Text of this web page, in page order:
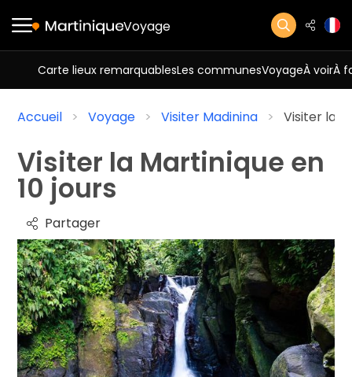
Voyage
Carte lieux remarquablesLes communesVoyageÀ voirÀ
Accueil Voyage Visiter Madinina Visiter la
Visiter la Martinique en
10 jours
Partager